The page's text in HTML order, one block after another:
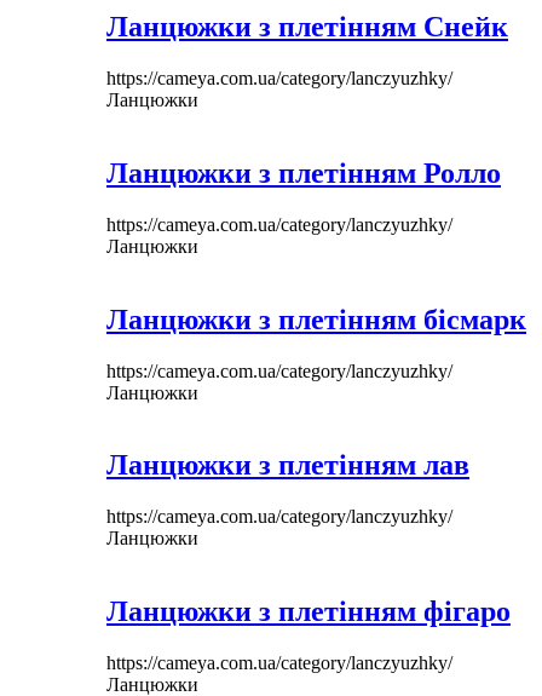
Ланцюжки з плетінням Снейк
https://cameya.com.ua/category/lanczyuzhky/
Ланцюжки
Ланцюжки з плетінням Ролло
https://cameya.com.ua/category/lanczyuzhky/
Ланцюжки
Ланцюжки з плетінням бісмарк
https://cameya.com.ua/category/lanczyuzhky/
Ланцюжки
Ланцюжки з плетінням лав
https://cameya.com.ua/category/lanczyuzhky/
Ланцюжки
Ланцюжки з плетінням фігаро
https://cameya.com.ua/category/lanczyuzhky/
Ланцюжки